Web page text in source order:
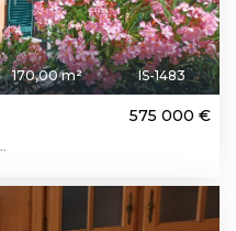
170,00 m² IS-1483
575 000 €